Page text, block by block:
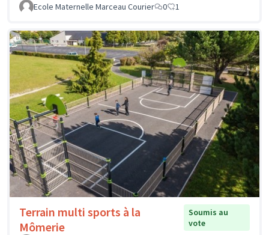
Ecole Maternelle Marceau Courier
0 1
Terrain multi sports à la
Mômerie
Soumis au
vote